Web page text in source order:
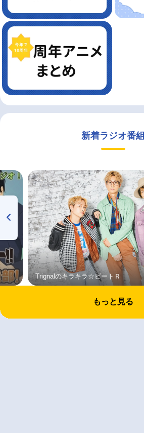
新着ラジオ番組
Trignalのキラキラ☆ビートＲ
もっと見る